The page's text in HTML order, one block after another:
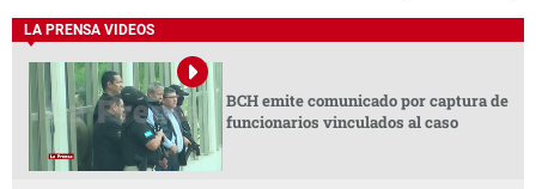
LA PRENSA VIDEOS
BCH emite comunicado por captura de
funcionarios vinculados al caso